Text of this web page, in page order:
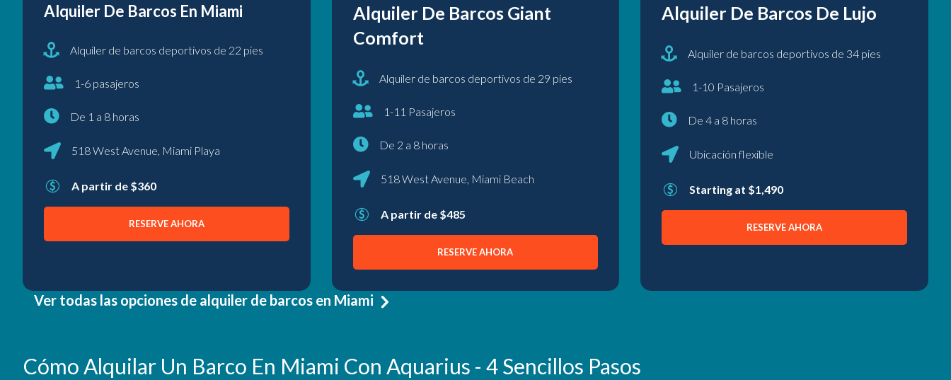
Alquiler De Barcos En Miami
Alquiler de barcos deportivos de 22 pies
1-6 pasajeros
De 1 a 8 horas
518 West Avenue, Miami Playa
A partir de $360
RESERVE AHORA
Alquiler De Barcos Giant
Comfort
Alquiler de barcos deportivos de 29 pies
1-11 Pasajeros
De 2 a 8 horas
518 West Avenue, Miami Beach
A partir de $485
RESERVE AHORA
Alquiler De Barcos De Lujo
Alquiler de barcos deportivos de 34 pies
1-10 Pasajeros
De 4 a 8 horas
Ubicación flexible
Starting at $1,490
RESERVE AHORA
Ver todas las opciones de alquiler de barcos en Miami
Cómo Alquilar Un Barco En Miami Con Aquarius - 4 Sencillos Pasos